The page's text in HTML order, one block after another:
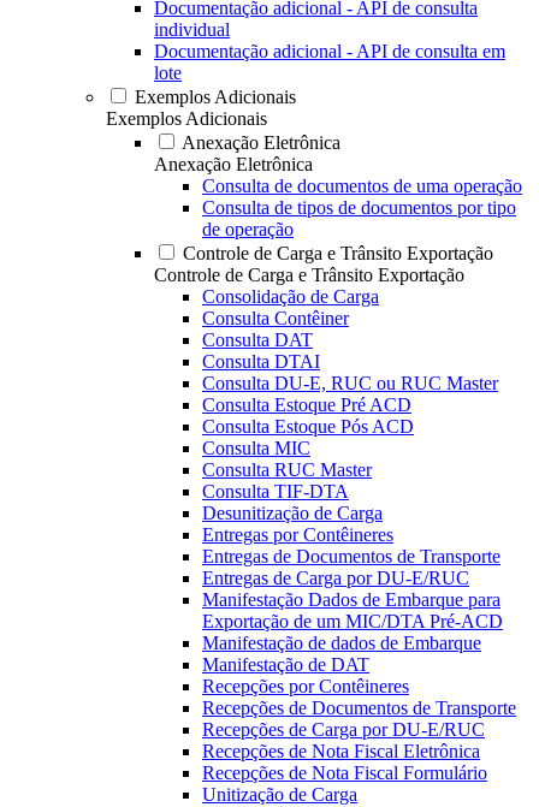
Documentação adicional - API de consulta
individual
Documentação adicional - API de consulta em
lote
Exemplos Adicionais
Exemplos Adicionais
Anexação Eletrônica
Anexação Eletrônica
Consulta de documentos de uma operação
Consulta de tipos de documentos por tipo
de operação
Controle de Carga e Trânsito Exportação
Controle de Carga e Trânsito Exportação
Consolidação de Carga
Consulta Contêiner
Consulta DAT
Consulta DTAI
Consulta DU-E, RUC ou RUC Master
Consulta Estoque Pré ACD
Consulta Estoque Pós ACD
Consulta MIC
Consulta RUC Master
Consulta TIF-DTA
Desunitização de Carga
Entregas por Contêineres
Entregas de Documentos de Transporte
Entregas de Carga por DU-E/RUC
Manifestação Dados de Embarque para
Exportação de um MIC/DTA Pré-ACD
Manifestação de dados de Embarque
Manifestação de DAT
Recepções por Contêineres
Recepções de Documentos de Transporte
Recepções de Carga por DU-E/RUC
Recepções de Nota Fiscal Eletrônica
Recepções de Nota Fiscal Formulário
Unitização de Carga